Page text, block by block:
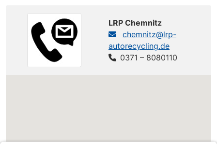
LRP Chemnitz
chemnitz@lrp-
autorecycling.de
0371 – 8080110